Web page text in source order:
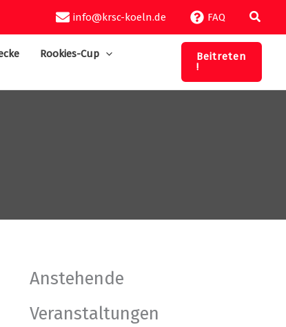
info@krsc-koeln.de FAQ
Rookies-Cup
Beitreten
!
Anstehende
Veranstaltungen